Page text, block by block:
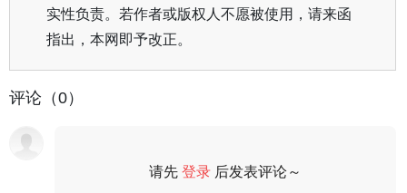
实性负责。若作者或版权人不愿被使用，请来函
指出，本网即予改正。
评论（0）
请先登录 后发表评论～